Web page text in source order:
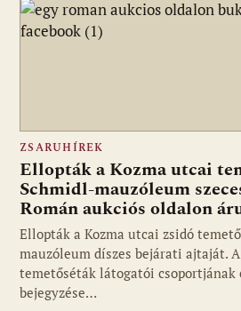
ZSARUHÍREK
Ellopták a Kozma utcai
Schmidl-mauzóleum
Román aukciós oldalon
Ellopták a Kozma utcai zsidó
mauzóleum díszes bejárati ajtaját.
temetőséták látogatói csoportjának
bejegyzése…